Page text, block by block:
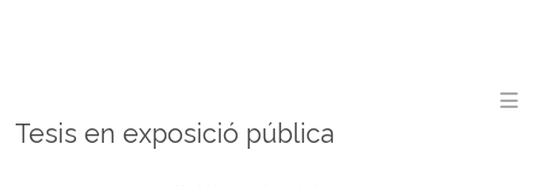
Tesis en exposició pública